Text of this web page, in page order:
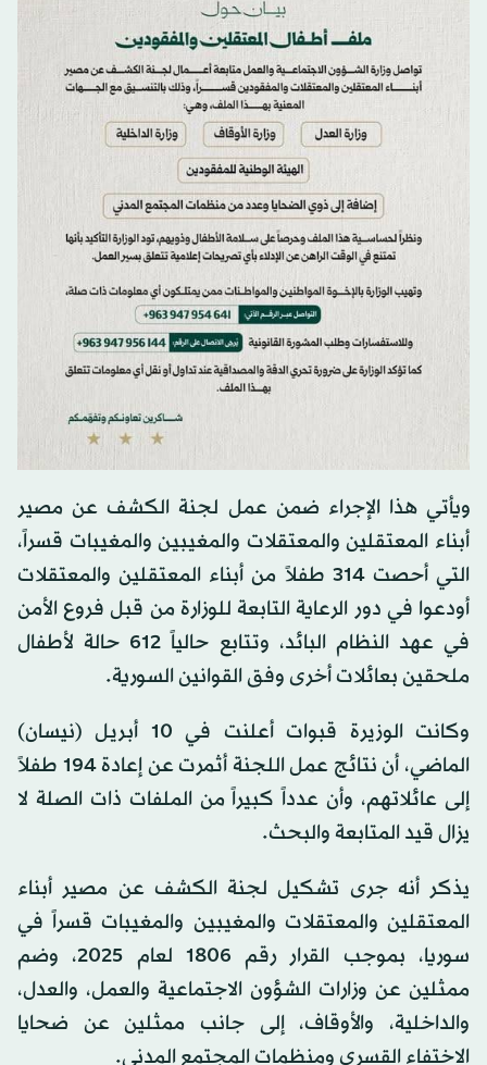
ويأتي هذا الإجراء ضمن عمل لجنة الكشف عن مصير
أبناء المعتقلين والمعتقلات والمغيبين والمغيبات قسراً،
التي أحصت 314 طفلاً من أبناء المعتقلين والمعتقلات
أودعوا في دور الرعاية التابعة للوزارة من قبل فروع الأمن
في عهد النظام البائد، وتتابع حالياً 612 حالة لأطفال
ملحقين بعائلات أخرى وفق القوانين السورية.
وكانت الوزيرة قبوات أعلنت في 10 أبريل (نيسان)
الماضي، أن نتائج عمل اللجنة أثمرت عن إعادة 194 طفلاً
إلى عائلاتهم، وأن عدداً كبيراً من الملفات ذات الصلة لا
يزال قيد المتابعة والبحث.
يذكر أنه جرى تشكيل لجنة الكشف عن مصير أبناء
المعتقلين والمعتقلات والمغيبين والمغيبات قسراً في
سوريا، بموجب القرار رقم 1806 لعام 2025، وضم
ممثلين عن وزارات الشؤون الاجتماعية والعمل، والعدل،
والداخلية، والأوقاف، إلى جانب ممثلين عن ضحايا
الاختفاء القسري ومنظمات المجتمع المدني.